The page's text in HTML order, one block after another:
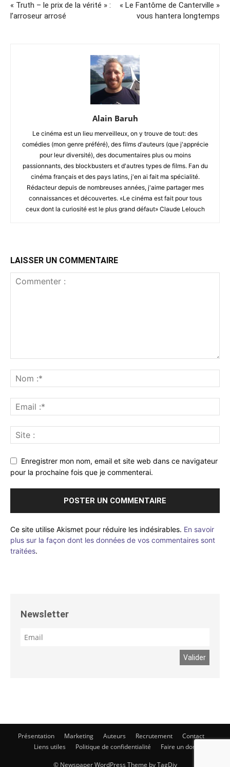
« Truth – le prix de la vérité » :
l’arroseur arrosé
« Le Fantôme de Canterville »
vous hantera longtemps
Alain Baruh
Le cinéma est un lieu merveilleux, on y trouve de tout: des
comédies (mon genre préféré), des films d'auteurs (que j'apprécie
pour leur diversité), des documentaires plus ou moins
passionnants, des blockbusters et d'autres types de films. Fan du
cinéma français et des pays latins, j'en ai fait ma spécialité.
Rédacteur depuis de nombreuses années, j'aime partager mes
connaissances et découvertes. «Le cinéma est fait pour tous
ceux dont la curiosité est le plus grand défaut» Claude Lelouch
LAISSER UN COMMENTAIRE
Enregistrer mon nom, email et site web dans ce navigateur
pour la prochaine fois que je commenterai.
Ce site utilise Akismet pour réduire les indésirables. En savoir
plus sur la façon dont les données de vos commentaires sont
traitées.
Newsletter
Présentation Marketing Auteurs Recrutement
Contact
Liens utiles
Politique de confidentialité Faire un don
© Newspaper WordPress Theme by TagDiv